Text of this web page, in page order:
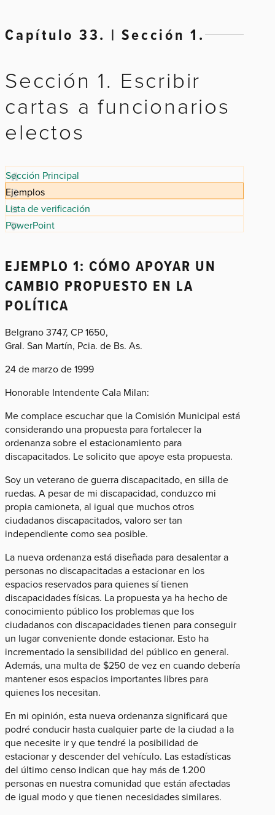
Capítulo 33. | Sección 1.
Sección 1. Escribir
cartas a funcionarios
electos
Sección Principal
Ejemplos
Lista de verificación
PowerPoint
EJEMPLO 1: CÓMO APOYAR UN
CAMBIO PROPUESTO EN LA
POLÍTICA
Belgrano 3747, CP 1650,
Gral. San Martín, Pcia. de Bs. As.
24 de marzo de 1999
Honorable Intendente Cala Milan:
Me complace escuchar que la Comisión Municipal está
considerando una propuesta para fortalecer la
ordenanza sobre el estacionamiento para
discapacitados. Le solicito que apoye esta propuesta.
Soy un veterano de guerra discapacitado, en silla de
ruedas. A pesar de mi discapacidad, conduzco mi
propia camioneta, al igual que muchos otros
ciudadanos discapacitados, valoro ser tan
independiente como sea posible.
La nueva ordenanza está diseñada para desalentar a
personas no discapacitadas a estacionar en los
espacios reservados para quienes sí tienen
discapacidades físicas. La propuesta ya ha hecho de
conocimiento público los problemas que los
ciudadanos con discapacidades tienen para conseguir
un lugar conveniente donde estacionar. Esto ha
incrementado la sensibilidad del público en general.
Además, una multa de $250 de vez en cuando debería
mantener esos espacios importantes libres para
quienes los necesitan.
En mi opinión, esta nueva ordenanza significará que
podré conducir hasta cualquier parte de la ciudad a la
que necesite ir y que tendré la posibilidad de
estacionar y descender del vehículo. Las estadísticas
del último censo indican que hay más de 1.200
personas en nuestra comunidad que están afectadas
de igual modo y que tienen necesidades similares.